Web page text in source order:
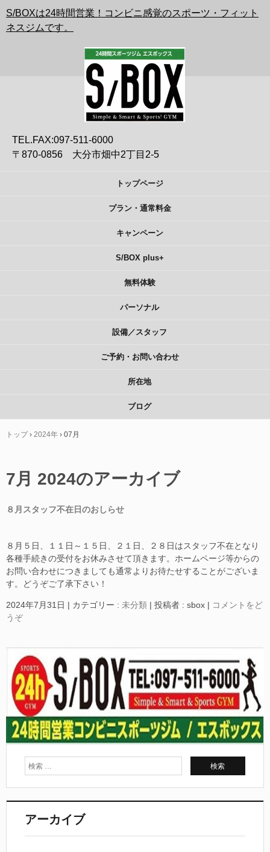
S/BOXは24時間営業！コンビニ感覚のスポーツ・フィット
ネスジムです。
TEL.FAX:097-511-6000
〒870-0856 大分市畑中2丁目2-5
トップページ
プラン・通常料金
キャンペーン
S/BOX plus+
無料体験
パーソナル
設備／スタッフ
ご予約・お問い合わせ
所在地
ブログ
トップ › 2024年 › 07月
7月 2024のアーカイブ
８月スタッフ不在日のおしらせ
８月５日、１１日～１５日、２１日、２８日はスタッフ不在となり
各種手続きの受付をお休みさせて頂きます。ホームページ等からの
お問い合わせにつきましても通常よりお待たせすることがございま
す。どうぞご了承下さい！
2024年7月31日 | カテゴリー : 未分類 | 投稿者 : sbox | コメントをど
うぞ
アーカイブ